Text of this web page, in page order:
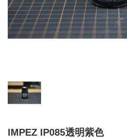
IMPEZ IP085透明紫色